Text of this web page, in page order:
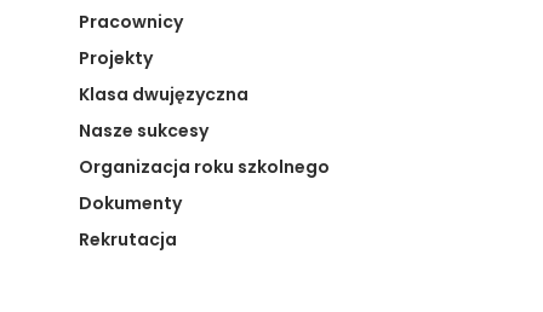
Pracownicy
Projekty
Klasa dwujęzyczna
Nasze sukcesy
Organizacja roku szkolnego
Dokumenty
Rekrutacja